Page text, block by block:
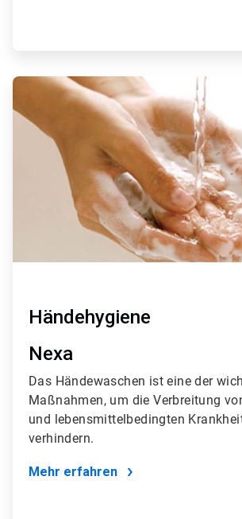
ArticleTile
von
Händehygiene
Nexa
Das Händewaschen ist eine der
Maßnahmen, um die Verbreitung
und lebensmittelbedingten
verhindern.
Mehr erfahren